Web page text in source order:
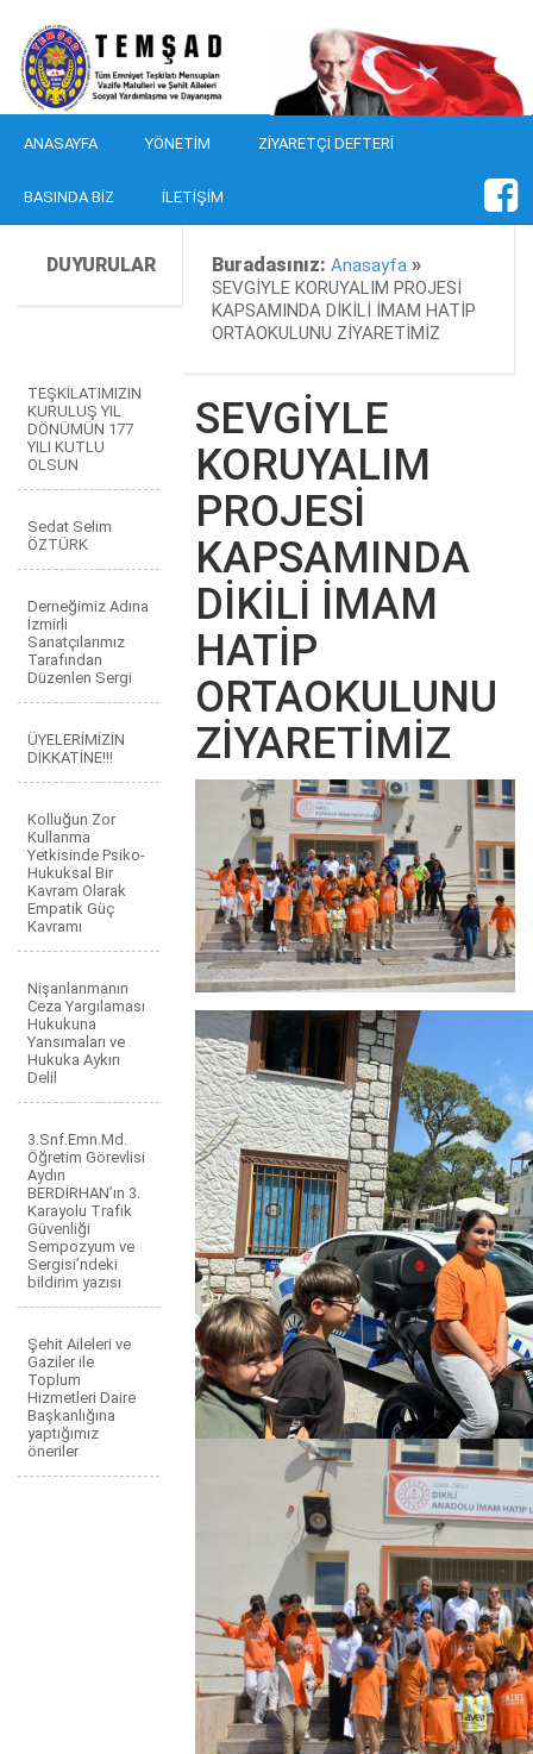
ANASAYFA YÖNETIM ZIYARETÇI DEFTERI
BASINDA BIZ İLETIŞIM
DUYURULAR Buradasınız:Anasayfa »
SEVGİYLE KORUYALIM PROJESİ
KAPSAMINDA DİKİLİ İMAM HATİP
ORTAOKULUNU ZİYARETİMİZ
TEŞKİLATIMIZIN
KURULUŞ YIL
DÖNÜMÜN 177
YILI KUTLU
OLSUN
Sedat Selim
ÖZTÜRK
Derneğimiz Adına
İzmirli
Sanatçılarımız
Tarafından
Düzenlen Sergi
ÜYELERİMİZİN
DİKKATİNE!!!
Kolluğun Zor
Kullanma
Yetkisinde Psiko-
Hukuksal Bir
Kavram Olarak
Empatik Güç
Kavramı
Nişanlanmanın
Ceza Yargılaması
Hukukuna
Yansımaları ve
Hukuka Aykırı
Delil
3.Snf.Emn.Md.
Öğretim Görevlisi
Aydın
BERDİRHAN’ın 3.
Karayolu Trafik
Güvenliği
Sempozyum ve
Sergisi’ndeki
bildirim yazısı
Şehit Aileleri ve
Gaziler ile
Toplum
Hizmetleri Daire
Başkanlığına
yaptığımız
öneriler
SEVGİYLE
KORUYALIM
PROJESİ
KAPSAMINDA
DİKİLİ İMAM
HATİP
ORTAOKULUNU
ZİYARETİMİZ